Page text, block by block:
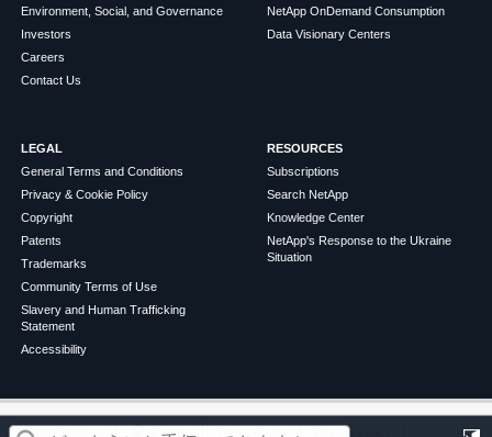
この記事は役に立ちましたか？
Environment, Social, and Governance
Investors
Careers
Contact Us
NetApp OnDemand Consumption
Data Visionary Centers
LEGAL
General Terms and Conditions
Privacy & Cookie Policy
Copyright
Patents
Trademarks
Community Terms of Use
Slavery and Human Trafficking
Statement
Accessibility
RESOURCES
Subscriptions
Search NetApp
Knowledge Center
NetApp's Response to the Ukraine
Situation
©2026NetApp English Terms of Use Privacy Policy